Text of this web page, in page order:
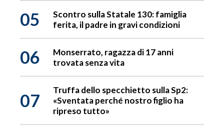
05
Scontro sulla Statale 130: famiglia
ferita, il padre in gravi condizioni
06
Monserrato, ragazza di 17 anni
trovata senza vita
07
Truffa dello specchietto sulla Sp2:
«Sventata perché nostro figlio ha
ripreso tutto»